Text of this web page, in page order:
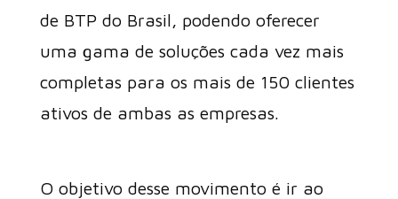
de BTP do Brasil, podendo oferecer
uma gama de soluções cada vez mais
completas para os mais de 150 clientes
ativos de ambas as empresas.
O objetivo desse movimento é ir ao